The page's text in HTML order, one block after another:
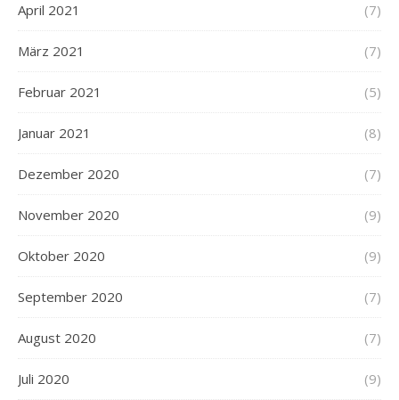
April 2021 (7)
März 2021 (7)
Februar 2021 (5)
Januar 2021 (8)
Dezember 2020 (7)
November 2020 (9)
Oktober 2020 (9)
September 2020 (7)
August 2020 (7)
Juli 2020 (9)